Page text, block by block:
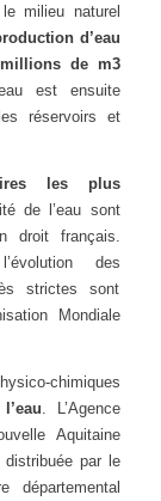
milieu naturel
d’eau
de m3
est ensuite
réservoirs et
les plus
de l’eau sont
droit français.
des
strictes sont
Mondiale
chimiques
. L’Agence
Aquitaine
par le
départemental